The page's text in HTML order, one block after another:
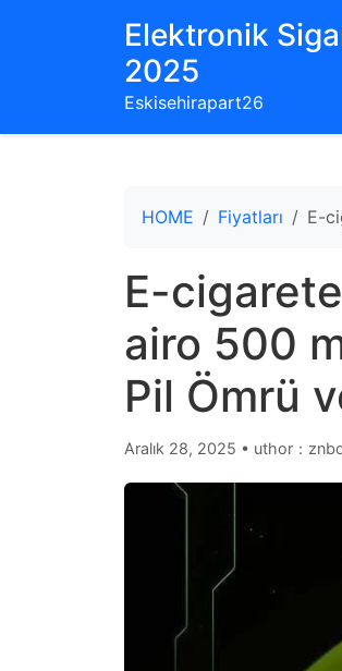
Elektronik
2025
Eskisehirapart26
HOME Fiyatları E-
E-
airo 500
Pil Ömrü
Aralık 28, 2025 • uthor：